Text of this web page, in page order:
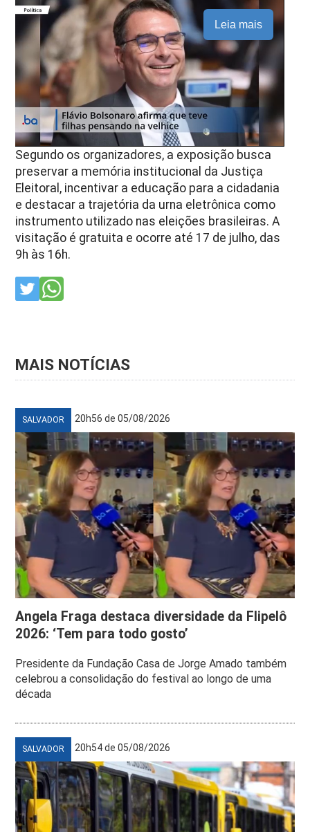
Leia mais
Segundo os organizadores, a exposição busca
preservar a memória institucional da Justiça
Eleitoral, incentivar a educação para a cidadania
e destacar a trajetória da urna eletrônica como
instrumento utilizado nas eleições brasileiras. A
visitação é gratuita e ocorre até 17 de julho, das
9h às 16h.
MAIS NOTÍCIAS
SALVADOR 20h56 de 05/08/2026
Angela Fraga destaca diversidade da Flipelô
2026: ‘Tem para todo gosto’
Presidente da Fundação Casa de Jorge Amado também
celebrou a consolidação do festival ao longo de uma
década
SALVADOR 20h54 de 05/08/2026